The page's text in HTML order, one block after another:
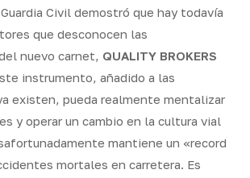
Civil demostró que hay todavía
que desconocen las
nuevo carnet, QUALITY BROKERS
instrumento, añadido a las
existen, pueda realmente mentalizar
y operar un cambio en la cultura vial
mantiene un «record
mortales en carretera. Es